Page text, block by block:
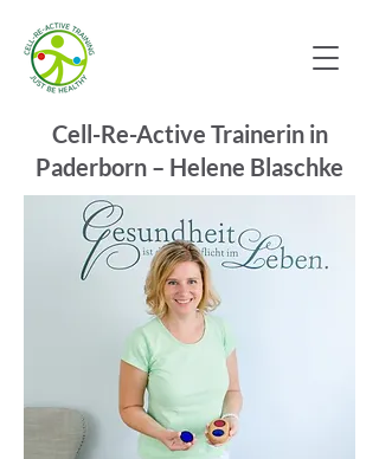
Cell-Re-Active Trainerin in
Paderborn – Helene Blaschke